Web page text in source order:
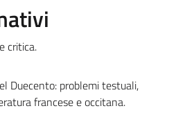
critica.
Duecento: problemi testuali,
francese e occitana.